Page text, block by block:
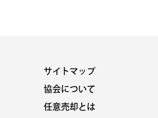
サイトマップ
協会について
任意売却とは